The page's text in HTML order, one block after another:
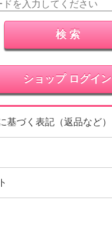
ショップ ログイン
基づく表記（返品など）